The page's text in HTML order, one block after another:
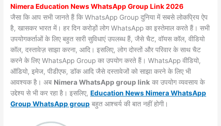
Nimera Education News WhatsApp Group Link 2026
जैसा कि आप सभी जानते हैं कि WhatsApp Group दुनिया में सबसे लोकप्रिय ऐप
है, खासकर भारत में। हर दिन करोड़ों लोग WhatsApp का इस्तेमाल करते हैं। सभी
उपयोगकर्ताओं के लिए बहुत सारी सुविधाएं उपलब्ध हैं, जैसे चैट, वॉयस कॉल, वीडियो
कॉल, दस्तावेज़ साझा करना, आदि। इसलिए, लोग दोस्तों और परिवार के साथ चैट
करने के लिए WhatsApp Group का उपयोग करते हैं। WhatsApp वीडियो,
ऑडियो, इमेज, पीडीएफ, डॉक आदि जैसे दस्तावेजों को साझा करने के लिए भी
आवश्यक है। अब Nimera WhatsApp group link का उपयोग व्यवसाय के
उद्देश्य से भी कर रहा है। इसलिए,Education News Nimera WhatsApp
Group WhatsApp group बहुत आश्चर्य की बात नहीं होगी।